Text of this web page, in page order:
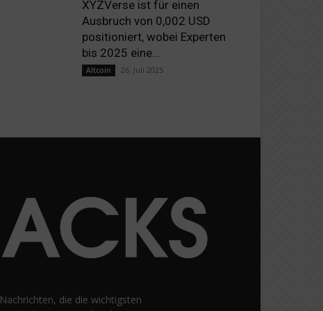
XYZVerse ist für einen
Ausbruch von 0,002 USD
positioniert, wobei Experten
bis 2025 eine...
Altcoin 26. Juli 2025
die die wichtigsten